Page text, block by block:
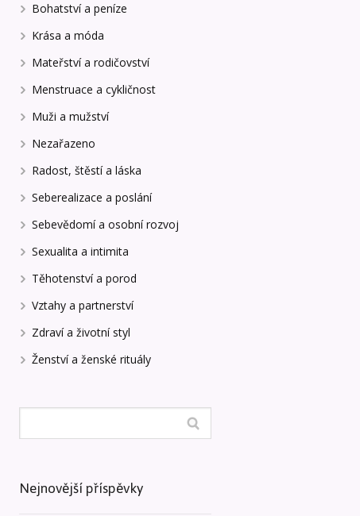
Bohatství a peníze
Krása a móda
Mateřství a rodičovství
Menstruace a cykličnost
Muži a mužství
Nezařazeno
Radost, štěstí a láska
Seberealizace a poslání
Sebevědomí a osobní rozvoj
Sexualita a intimita
Těhotenství a porod
Vztahy a partnerství
Zdraví a životní styl
Ženství a ženské rituály
Nejnovější příspěvky